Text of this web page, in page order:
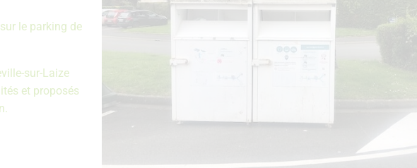
le parking de
sur-Laize
et proposés